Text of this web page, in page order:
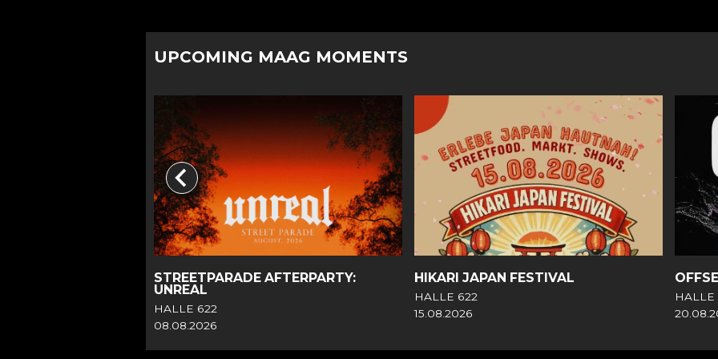
UPCOMING MAAG MOMENTS
STREETPARADE AFTERPARTY:
UNREAL
HALLE 622
08.08.2026
HIKARI JAPAN FESTIVAL
HALLE 622
15.08.2026
HALLE